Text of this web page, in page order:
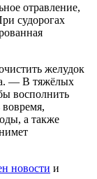
отравление,
судорогах
желудок
— В тяжёлых
восполнить
а также
новости и